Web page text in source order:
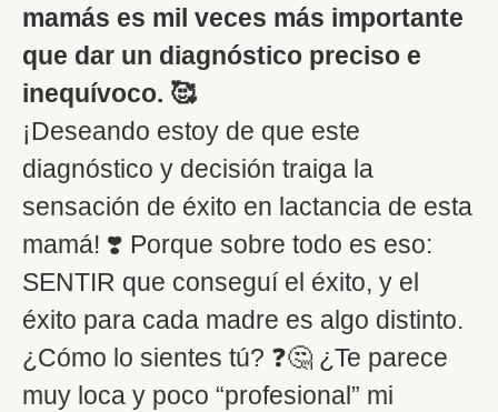
mamás es mil veces más importante
que dar un diagnóstico preciso e
inequívoco. 🥰
¡Deseando estoy de que este
diagnóstico y decisión traiga la
sensación de éxito en lactancia de esta
mamá! ❣️ Porque sobre todo es eso:
SENTIR que conseguí el éxito, y el
éxito para cada madre es algo distinto.
¿Cómo lo sientes tú? ❓🤔 ¿Te parece
muy loca y poco “profesional” mi